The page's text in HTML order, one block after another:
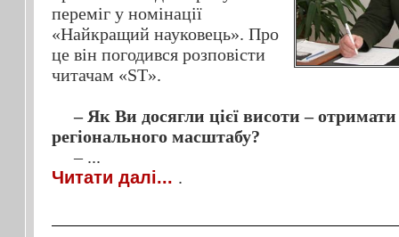
переміг у номінації
«Найкращий науковець». Про
це він погодився розповісти
читачам «ST».
– Як Ви досягли цієї висоти – отримати
регіонального масштабу?
– ...
Читати далі... .